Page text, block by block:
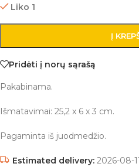
Liko 1
Į
Pridėti į norų sąrašą
Pakabinama.
Išmatavimai: 25,2 x 6 x 3 cm.
Pagaminta iš juodmedžio.
Estimated delivery: 2026-08-